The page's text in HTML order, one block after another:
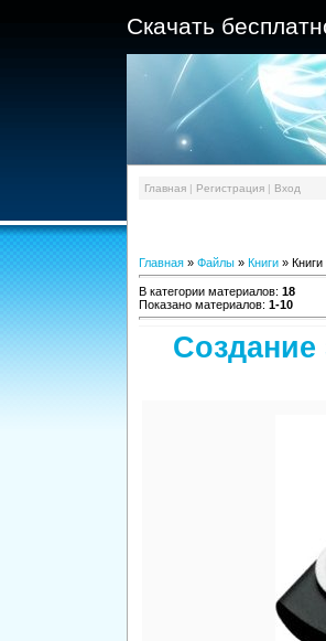
Скачать
Главная| Регистрация| Вход
Главная» Файлы» Книги» Книги
В категории материалов: 18
Показано материалов: 1-10
Создание